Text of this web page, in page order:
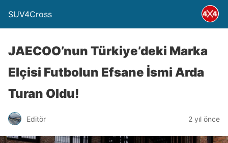
SUV4Cross
JAECOO’nun Türkiye’deki Marka
Elçisi Futbolun Efsane İsmi Arda
Turan Oldu!
Editör 2 yıl önce